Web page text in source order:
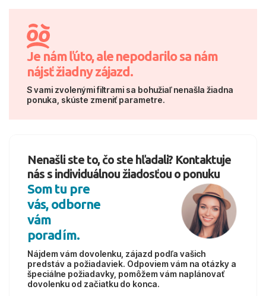
Je nám ľúto, ale nepodarilo sa nám
nájsť žiadny zájazd.
S vami zvolenými filtrami sa bohužiaľ nenašla žiadna
ponuka, skúste zmeniť parametre.
Nenašli ste to, čo ste hľadali? Kontaktuje
nás s individuálnou žiadosťou o ponuku
Som tu pre
vás, odborne
vám
poradím.
Nájdem vám dovolenku, zájazd podľa vašich
predstáv a požiadaviek. Odpoviem vám na otázky a
špeciálne požiadavky, pomôžem vám naplánovať
dovolenku od začiatku do konca.